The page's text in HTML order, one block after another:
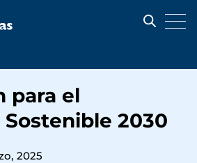
para el
2030
2025